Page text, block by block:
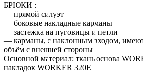
БРЮКИ :
— прямой силуэт
— боковые накладные карманы
— застежка на пуговицы и петли
— карманы, с наклонным входом,
объём с внешней стороны
Основной материал: ткань основа
накладок WORKER 320Е